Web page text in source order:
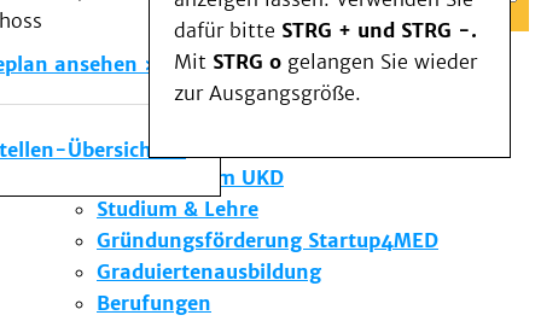
ansehen
Übersicht
dafür bitte STRG + und STRG -.
Mit STRG o gelangen Sie wieder
zur Ausgangsgröße.
Kommunikation im Medizinwesen (KIM)
Notfall
Forschung & Lehre
Die Institute des UKD
Forschung am UKD
Studium & Lehre
Gründungsförderung Startup4MED
Graduiertenausbildung
Berufungen